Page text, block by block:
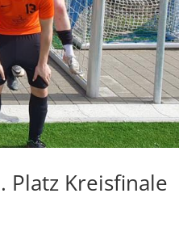
Platz Kreisfinale